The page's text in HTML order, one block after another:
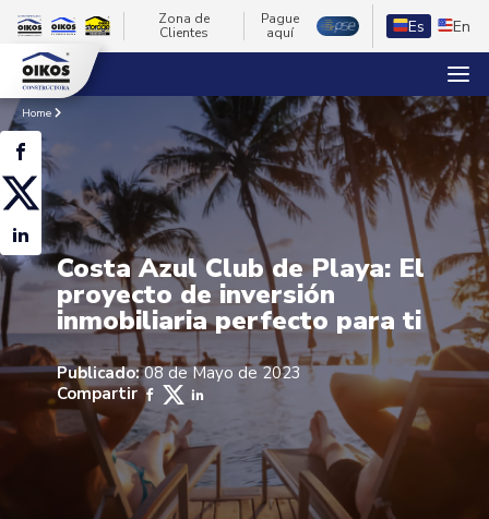
Zona de
Clientes
Pague
aquí
Es En
Home
Costa Azul Club de Playa: El
proyecto de inversión
inmobiliaria perfecto para ti
Publicado:08 de Mayo de 2023
Compartir